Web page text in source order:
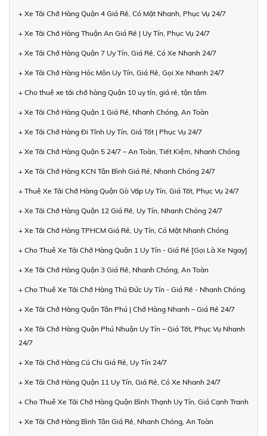
+ Xe Tải Chở Hàng Quận 4 Giá Rẻ, Có Mặt Nhanh, Phục Vụ 24/7
+ Xe Tải Chở Hàng Thuận An Giá Rẻ | Uy Tín, Phục Vụ 24/7
+ Xe Tải Chở Hàng Quận 7 Uy Tín, Giá Rẻ, Có Xe Nhanh 24/7
+ Xe Tải Chở Hàng Hóc Môn Uy Tín, Giá Rẻ, Gọi Xe Nhanh 24/7
+ Cho thuê xe tải chở hàng Quận 10 uy tín, giá rẻ, tận tâm
+ Xe Tải Chở Hàng Quận 1 Giá Rẻ, Nhanh Chóng, An Toàn
+ Xe Tải Chở Hàng Đi Tỉnh Uy Tín, Giá Tốt | Phục Vụ 24/7
+ Xe Tải Chở Hàng Quận 5 24/7 – An Toàn, Tiết Kiệm, Nhanh Chóng
+ Xe Tải Chở Hàng KCN Tân Bình Giá Rẻ, Nhanh Chóng 24/7
+ Thuê Xe Tải Chở Hàng Quận Gò Vấp Uy Tín, Giá Tốt, Phục Vụ 24/7
+ Xe Tải Chở Hàng Quận 12 Giá Rẻ, Uy Tín, Nhanh Chóng 24/7
+ Xe Tải Chở Hàng TPHCM Giá Rẻ, Uy Tín, Có Mặt Nhanh Chóng
+ Cho Thuê Xe Tải Chở Hàng Quận 1 Uy Tín - Giá Rẻ [Gọi Là Xe Ngay]
+ Xe Tải Chở Hàng Quận 3 Giá Rẻ, Nhanh Chóng, An Toàn
+ Cho Thuê Xe Tải Chở Hàng Thủ Đức Uy Tín - Giá Rẻ - Nhanh Chóng
+ Xe Tải Chở Hàng Quận Tân Phú | Chở Hàng Nhanh – Giá Rẻ 24/7
+ Xe Tải Chở Hàng Quận Phú Nhuận Uy Tín – Giá Tốt, Phục Vụ Nhanh
24/7
+ Xe Tải Chở Hàng Củ Chi Giá Rẻ, Uy Tín 24/7
+ Xe Tải Chở Hàng Quận 11 Uy Tín, Giá Rẻ, Có Xe Nhanh 24/7
+ Cho Thuê Xe Tải Chở Hàng Quận Bình Thạnh Uy Tín, Giá Cạnh Tranh
+ Xe Tải Chở Hàng Bình Tân Giá Rẻ, Nhanh Chóng, An Toàn